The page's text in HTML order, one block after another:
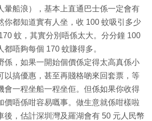
暈船浪），基本上直通巴士係一定會有
你都知道實有人坐，收 100 蚊吸引多少
蚊，其實分別唔係太大。分分鐘 100
都唔夠每個 170 蚊賺得多。
係，如果一開始個價係定得太高真係小
以搞優惠，甚至再賤格啲來回套票，等
會一程坐船一程坐佢。但係如果你收得
價唔係咁容易嘅事。做生意就係咁樣啦
後，估計深圳灣及羅湖會有 50 元人民幣